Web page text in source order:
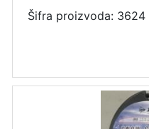
Šifra proizvoda: 3624